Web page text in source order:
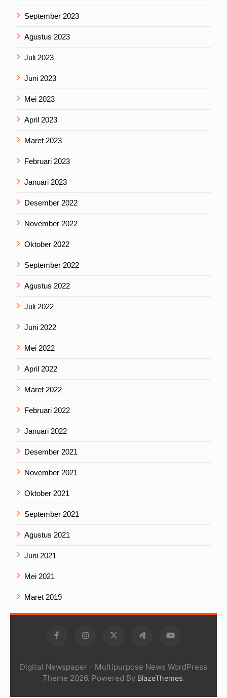
September 2023
Agustus 2023
Juli 2023
Juni 2023
Mei 2023
April 2023
Maret 2023
Februari 2023
Januari 2023
Desember 2022
November 2022
Oktober 2022
September 2022
Agustus 2022
Juli 2022
Juni 2022
Mei 2022
April 2022
Maret 2022
Februari 2022
Januari 2022
Desember 2021
November 2021
Oktober 2021
September 2021
Agustus 2021
Juni 2021
Mei 2021
Maret 2019
Digital Newspaper - Multipurpose News WordPress
Theme 2026. Powered By BlazeThemes.